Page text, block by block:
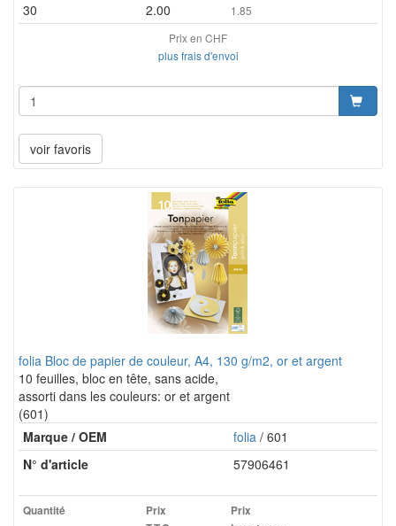
30 2.00
1.85
Prix en CHF
plus frais d'envoi
voir favoris
folia Bloc de papier de couleur, A4, 130 g/m2, or et argent
10 feuilles, bloc en tête, sans acide,
assorti dans les couleurs: or et argent
(601)
Marque / OEM
folia / 601
N° d'article
57906461
Quantité
Prix
Prix